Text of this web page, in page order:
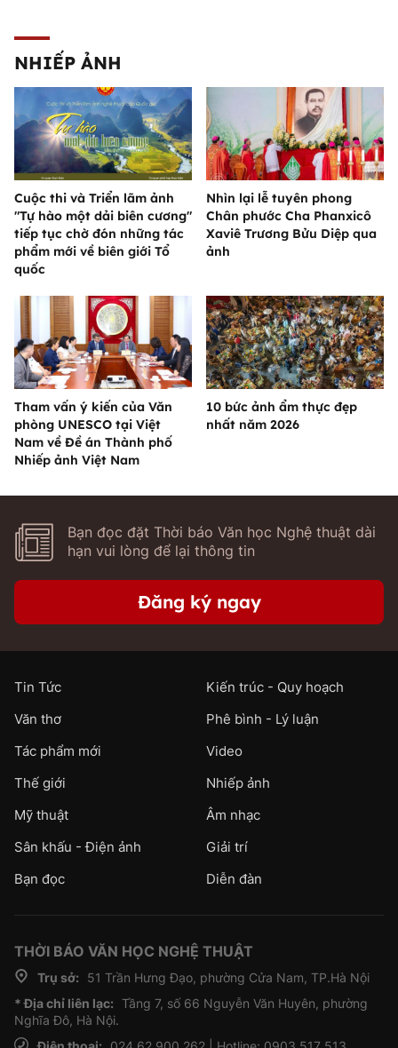
NHIẾP ẢNH
Cuộc thi và Triển lãm ảnh
"Tự hào một dải biên cương"
tiếp tục chờ đón những tác
phẩm mới về biên giới Tổ
quốc
Nhìn lại lễ tuyên phong
Chân phước Cha Phanxicô
Xaviê Trương Bửu Diệp qua
ảnh
Tham vấn ý kiến của Văn
phòng UNESCO tại Việt
Nam về Đề án Thành phố
Nhiếp ảnh Việt Nam
10 bức ảnh ẩm thực đẹp
nhất năm 2026
Bạn đọc đặt Thời báo Văn học Nghệ thuật dài
hạn vui lòng để lại thông tin
Đăng ký ngay
Tin Tức
Kiến trúc - Quy hoạch
Văn thơ
Phê bình - Lý luận
Tác phẩm mới
Video
Thế giới
Nhiếp ảnh
Mỹ thuật
Âm nhạc
Sân khấu - Điện ảnh
Giải trí
Bạn đọc
Diễn đàn
THỜI BÁO VĂN HỌC NGHỆ THUẬT
Trụ sở:
51 Trần Hưng Đạo, phường Cửa Nam, TP.Hà Nội
* Địa chỉ liên lạc: Tầng 7, số 66 Nguyễn Văn Huyên, phường
Nghĩa Đô, Hà Nội.